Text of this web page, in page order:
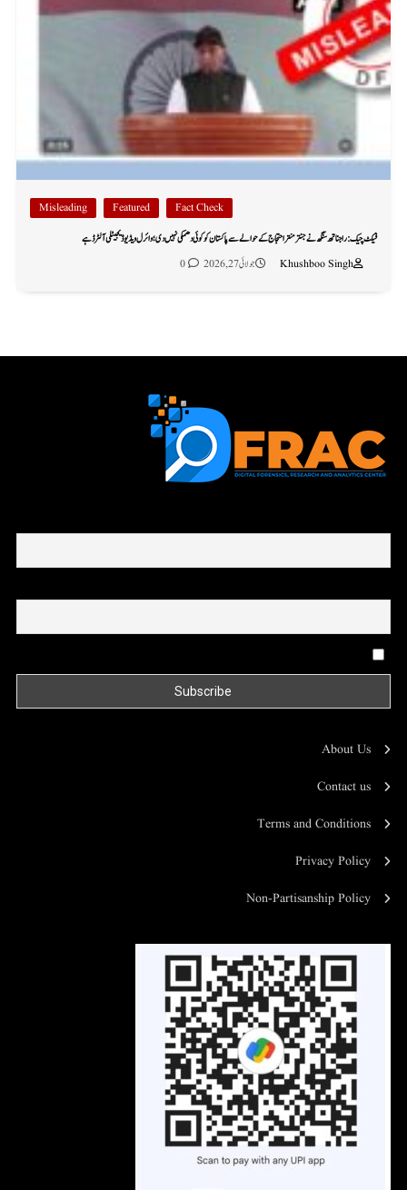
Fact Check
Featured
Misleading
فیکٹ چیک: راجناتھ سنگھ نے جنتر منتر احتجاج کے حوالے سے پاکستان کو کوئی دھمکی نہیں دی؛ وائرل ویڈیو ڈیجیٹلی آلٹرڈ ہے
Khushboo Singh
جولائی 27, 2026 0
About Us
Contact us
Terms and Conditions
Privacy Policy
Non-Partisanship Policy